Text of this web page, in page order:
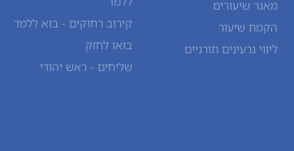
מאגר שיעורים
הקמת שיעור
ליווי גרעינים תורניים
קירוב רחוקים - בוא ללמד
בואו לחזק
שליחים - ראש יהודי